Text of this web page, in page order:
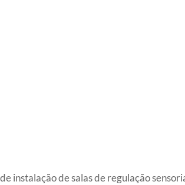
instalação de salas de regulação